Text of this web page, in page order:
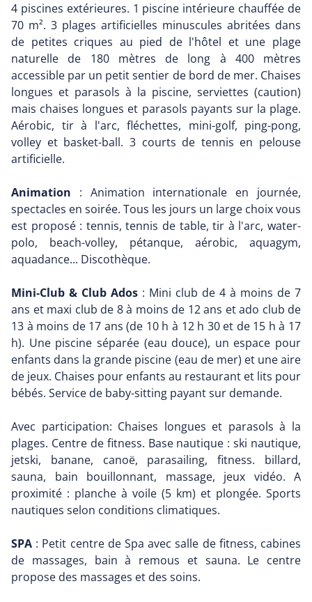
4 piscines extérieures. 1 piscine intérieure chauffée de
70 m². 3 plages artificielles minuscules abritées dans
de petites criques au pied de l'hôtel et une plage
naturelle de 180 mètres de long à 400 mètres
accessible par un petit sentier de bord de mer. Chaises
longues et parasols à la piscine, serviettes (caution)
mais chaises longues et parasols payants sur la plage.
Aérobic, tir à l'arc, fléchettes, mini-golf, ping-pong,
volley et basket-ball. 3 courts de tennis en pelouse
artificielle.
Animation : Animation internationale en journée,
spectacles en soirée. Tous les jours un large choix vous
est proposé : tennis, tennis de table, tir à l'arc, water-
polo, beach-volley, pétanque, aérobic, aquagym,
aquadance... Discothèque.
Mini-Club & Club Ados : Mini club de 4 à moins de 7
ans et maxi club de 8 à moins de 12 ans et ado club de
13 à moins de 17 ans (de 10 h à 12 h 30 et de 15 h à 17
h). Une piscine séparée (eau douce), un espace pour
enfants dans la grande piscine (eau de mer) et une aire
de jeux. Chaises pour enfants au restaurant et lits pour
bébés. Service de baby-sitting payant sur demande.
Avec participation: Chaises longues et parasols à la
plages. Centre de fitness. Base nautique : ski nautique,
jetski, banane, canoë, parasailing, fitness. billard,
sauna, bain bouillonnant, massage, jeux vidéo. A
proximité : planche à voile (5 km) et plongée. Sports
nautiques selon conditions climatiques.
SPA : Petit centre de Spa avec salle de fitness, cabines
de massages, bain à remous et sauna. Le centre
propose des massages et des soins.